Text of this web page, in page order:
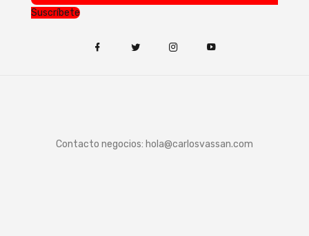
Suscríbete
Contacto negocios: hola@carlosvassan.com